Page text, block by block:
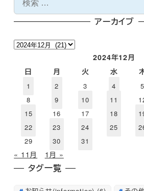
索
アーカイブ
ア
2024年12月
日
月 火 水
1 2 3 4 5
8
9 10 11
15
16 17 18
22
23 24 25
29
30 31
« 11月 1月 »
タグ一覧